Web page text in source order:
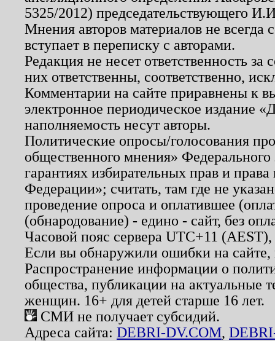
5325/2012) председательствующего
Мнения авторов материалов не
вступает в переписку с авторами.
Редакция не несет ответственность
них ответственны, соответственно,
Комментарии на сайте приравнены к
электронное периодическое издание
наполняемость несут авторы.
Политические опросы/голосования
общественного мнения»
гарантиях избирательных прав и
Федерации»; считать, там где не
проведение опроса и оплатившее
(обнародование) - едино - сайт, без
Часовой пояс сервера UTC+11
Если вы обнаружили ошибки на
Распространение информации о
общества, публикации на актуальные
женщин. 16+ для детей старше 16 лет.
СМИ не получает субсидий.
Адреса сайта: DEBRI-DV.COM,